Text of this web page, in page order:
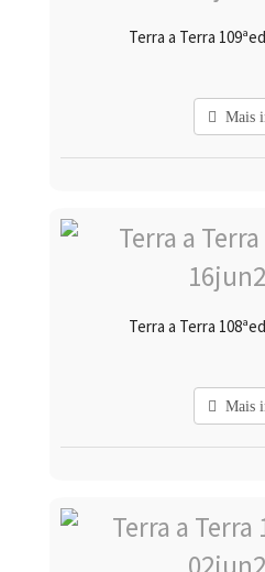
Terra a Terra
Mais
Terra a Terra
Mais